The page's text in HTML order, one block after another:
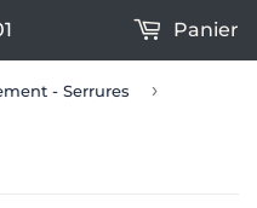
Panier
- Serrures ›